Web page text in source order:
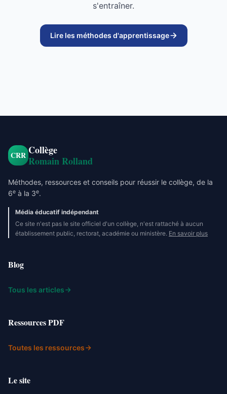
s'entraîner.
Lire les méthodes d'apprentissage
CRR Collège
Romain Rolland
Méthodes, ressources et conseils pour réussir le collège, de la
6e à la 3e.
Média éducatif indépendant
Ce site n'est pas le site officiel d'un collège, n'est rattaché à aucun
établissement public, rectorat, académie ou ministère. En savoir plus
Blog
Tous les articles
Ressources PDF
Toutes les ressources
Le site